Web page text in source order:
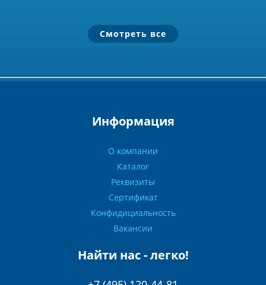
Смотреть все
Информация
О компании
Каталог
Реквизиты
Сертификат
Конфидициальность
Вакансии
Найти нас - легко!